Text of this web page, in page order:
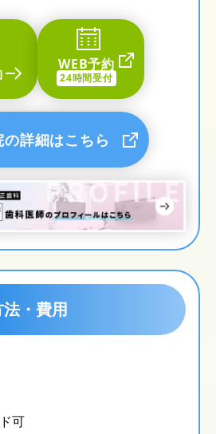
WEB予約
24時間受付
の詳細はこちら
・費用
可